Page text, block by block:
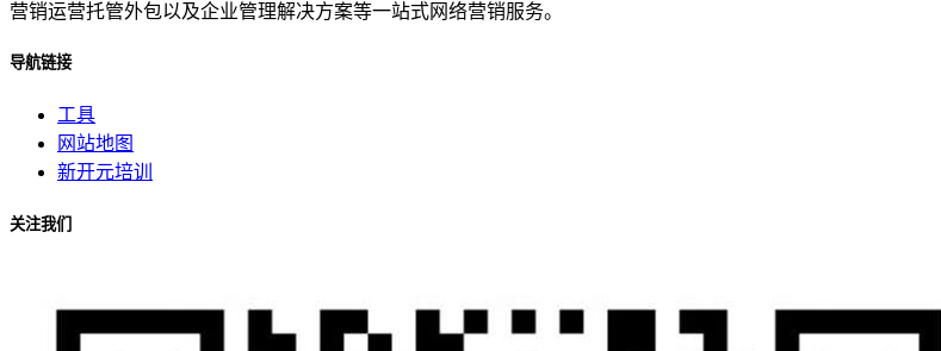
营销运营托管外包以及企业管理解决方案等一站式网络营销服务。
导航链接
工具
网站地图
新开元培训
关注我们